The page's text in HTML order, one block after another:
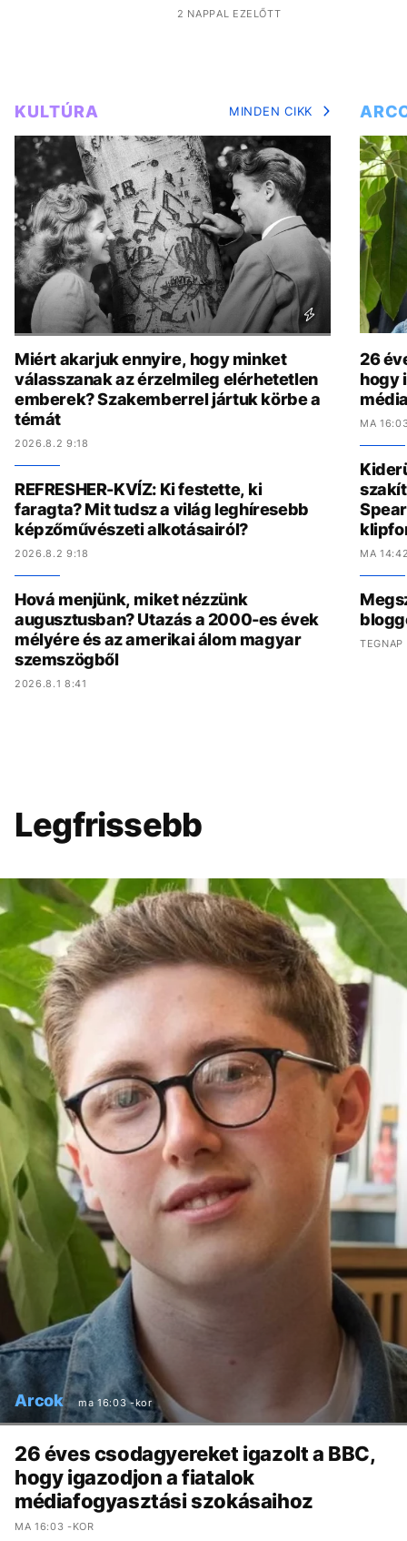
2 NAPPAL EZELŐTT
KULTÚRA MINDEN CIKK
Miért akarjuk ennyire, hogy minket
válasszanak az érzelmileg elérhetetlen
emberek? Szakemberrel jártuk körbe a
témát
2026.8.2 9:18
REFRESHER-KVÍZ: Ki festette, ki
faragta? Mit tudsz a világ leghíresebb
képzőművészeti alkotásairól?
2026.8.2 9:18
Hová menjünk, miket nézzünk
augusztusban? Utazás a 2000-es évek
mélyére és az amerikai álom magyar
szemszögből
2026.8.1 8:41
26
hogy
MA
MA
Legfrissebb
Arcok ma 16:03 -kor
26 éves csodagyereket igazolt a BBC,
hogy igazodjon a fiatalok
médiafogyasztási szokásaihoz
MA 16:03 -KOR